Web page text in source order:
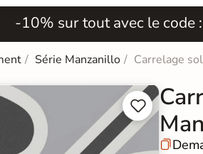
-10% sur tout avec le code :
Série Manzanillo Carrelage


